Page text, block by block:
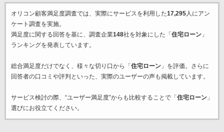
オリコン顧客満足度調査では、実際にサービスを利用した17,295人にアン
ケート調査を実施。
満足度に関する回答を基に、調査企業148社を対象にした「 住宅ローン」
ランキングを発表しています。
総合満足度だけでなく、様々な切り口から「 住宅ローン」を評価。さらに
回答者の口コミや評判といった、実際のユーザーの声も掲載しています。
サービス検討の際、“ユーザー満足度”からも比較することで「 住宅ローン」
選びにお役立てください。